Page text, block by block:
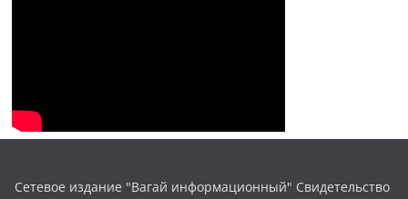
Сетевое издание "Вагай информационный" Свидетельство